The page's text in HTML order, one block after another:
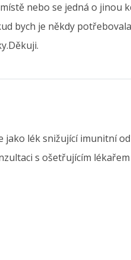
nebo se jedná o
bych je někdy
lék snižující imunitní
s ošetřujícím